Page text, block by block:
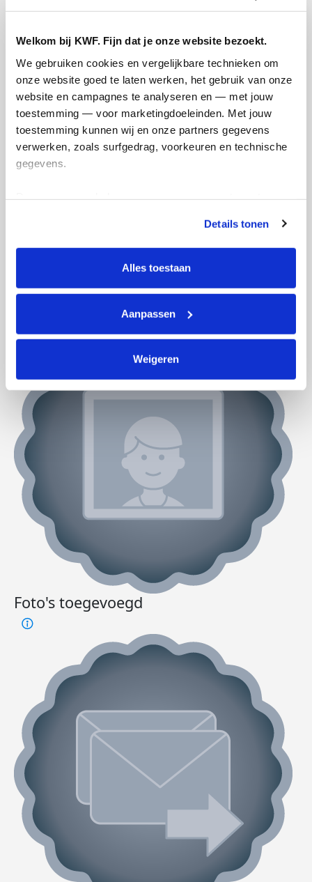
Welkom bij KWF. Fijn dat je onze website bezoekt.
We gebruiken cookies en vergelijkbare technieken om
onze website goed te laten werken, het gebruik van onze
website en campagnes te analyseren en — met jouw
toestemming — voor marketingdoeleinden. Met jouw
toestemming kunnen wij en onze partners gegevens
verwerken, zoals surfgedrag, voorkeuren en technische
gegevens.
tonen. Je kunt je toestemming op elk moment wijzigen of
intrekken via Cookie instellingen onderaan de pagina. De
lijst met cookies is te vinden in het tabblad “details”.
Details tonen
Alles toestaan
Aanpassen
Weigeren
Actiepagina gemaakt
Foto's toegevoegd